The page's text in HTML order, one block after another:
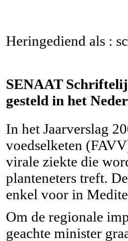
Heringediend als :
SENAAT
gesteld in het
In het Jaarverslag
voedselketen
virale ziekte die
planteneters treft.
enkel voor in
Om de regionale
geachte minister